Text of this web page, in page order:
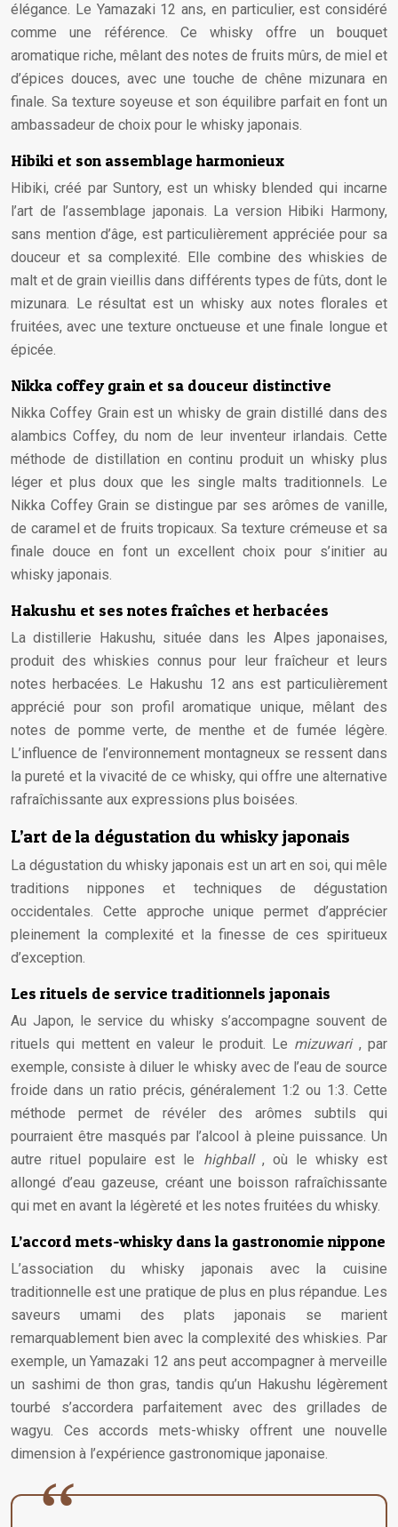
élégance. Le Yamazaki 12 ans, en particulier, est considéré
comme une référence. Ce whisky offre un bouquet
aromatique riche, mêlant des notes de fruits mûrs, de miel et
d’épices douces, avec une touche de chêne mizunara en
finale. Sa texture soyeuse et son équilibre parfait en font un
ambassadeur de choix pour le whisky japonais.
Hibiki et son assemblage harmonieux
Hibiki, créé par Suntory, est un whisky blended qui incarne
l’art de l’assemblage japonais. La version Hibiki Harmony,
sans mention d’âge, est particulièrement appréciée pour sa
douceur et sa complexité. Elle combine des whiskies de
malt et de grain vieillis dans différents types de fûts, dont le
mizunara. Le résultat est un whisky aux notes florales et
fruitées, avec une texture onctueuse et une finale longue et
épicée.
Nikka coffey grain et sa douceur distinctive
Nikka Coffey Grain est un whisky de grain distillé dans des
alambics Coffey, du nom de leur inventeur irlandais. Cette
méthode de distillation en continu produit un whisky plus
léger et plus doux que les single malts traditionnels. Le
Nikka Coffey Grain se distingue par ses arômes de vanille,
de caramel et de fruits tropicaux. Sa texture crémeuse et sa
finale douce en font un excellent choix pour s’initier au
whisky japonais.
Hakushu et ses notes fraîches et herbacées
La distillerie Hakushu, située dans les Alpes japonaises,
produit des whiskies connus pour leur fraîcheur et leurs
notes herbacées. Le Hakushu 12 ans est particulièrement
apprécié pour son profil aromatique unique, mêlant des
notes de pomme verte, de menthe et de fumée légère.
L’influence de l’environnement montagneux se ressent dans
la pureté et la vivacité de ce whisky, qui offre une alternative
rafraîchissante aux expressions plus boisées.
L’art de la dégustation du whisky japonais
La dégustation du whisky japonais est un art en soi, qui mêle
traditions nippones et techniques de dégustation
occidentales. Cette approche unique permet d’apprécier
pleinement la complexité et la finesse de ces spiritueux
d’exception.
Les rituels de service traditionnels japonais
Au Japon, le service du whisky s’accompagne souvent de
rituels qui mettent en valeur le produit. Le mizuwari , par
exemple, consiste à diluer le whisky avec de l’eau de source
froide dans un ratio précis, généralement 1:2 ou 1:3. Cette
méthode permet de révéler des arômes subtils qui
pourraient être masqués par l’alcool à pleine puissance. Un
autre rituel populaire est le highball , où le whisky est
allongé d’eau gazeuse, créant une boisson rafraîchissante
qui met en avant la légèreté et les notes fruitées du whisky.
L’accord mets-whisky dans la gastronomie nippone
L’association du whisky japonais avec la cuisine
traditionnelle est une pratique de plus en plus répandue. Les
saveurs umami des plats japonais se marient
remarquablement bien avec la complexité des whiskies. Par
exemple, un Yamazaki 12 ans peut accompagner à merveille
un sashimi de thon gras, tandis qu’un Hakushu légèrement
tourbé s’accordera parfaitement avec des grillades de
wagyu. Ces accords mets-whisky offrent une nouvelle
dimension à l’expérience gastronomique japonaise.